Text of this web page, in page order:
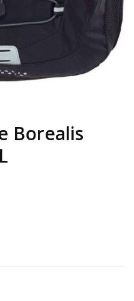
Borealis